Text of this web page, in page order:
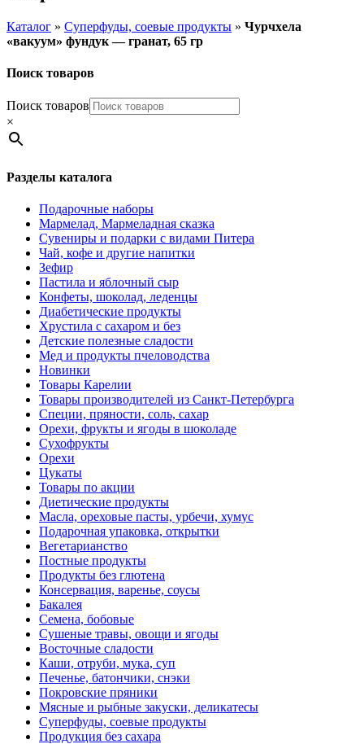
Каталог » Суперфуды, соевые продукты » Чурчхела
«вакуум» фундук — гранат, 65 гр
Поиск товаров
Поиск товаров
×
Разделы каталога
Подарочные наборы
Мармелад, Мармеладная сказка
Сувениры и подарки с видами Питера
Чай, кофе и другие напитки
Зефир
Пастила и яблочный сыр
Конфеты, шоколад, леденцы
Диабетические продукты
Хрустила с сахаром и без
Детские полезные сладости
Мед и продукты пчеловодства
Новинки
Товары Карелии
Товары производителей из Санкт-Петербурга
Специи, пряности, соль, сахар
Орехи, фрукты и ягоды в шоколаде
Сухофрукты
Орехи
Цукаты
Товары по акции
Диетические продукты
Масла, ореховые пасты, урбечи, хумус
Подарочная упаковка, открытки
Вегетарианство
Постные продукты
Продукты без глютена
Консервация, варенье, соусы
Бакалея
Семена, бобовые
Сушеные травы, овощи и ягоды
Восточные сладости
Каши, отруби, мука, суп
Печенье, батончики, снэки
Покровские пряники
Мясные и рыбные закуски, деликатесы
Суперфуды, соевые продукты
Продукция без сахара